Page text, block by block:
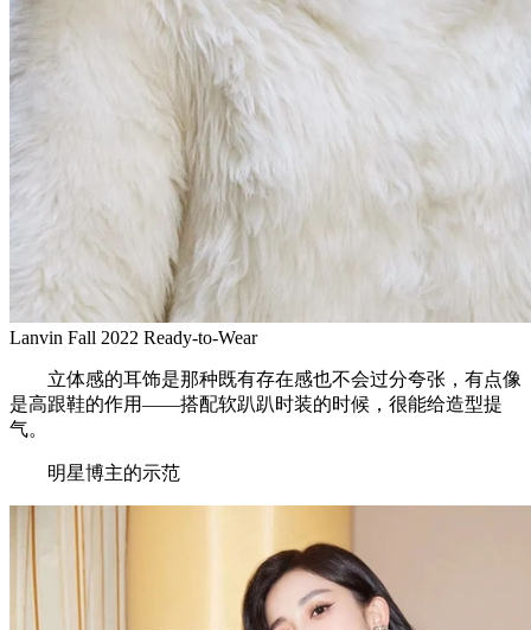
Lanvin Fall 2022 Ready-to-Wear
立体感的耳饰是那种既有存在感也不会过分夸张，有点像
是高跟鞋的作用——搭配软趴趴时装的时候，很能给造型提
气。
明星博主的示范